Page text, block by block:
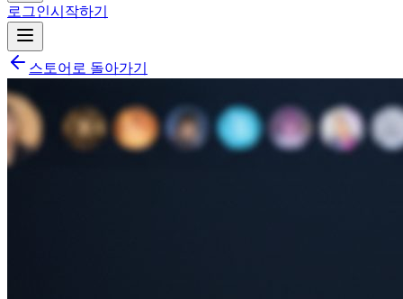
로그인시작하기
스토어로 돌아가기